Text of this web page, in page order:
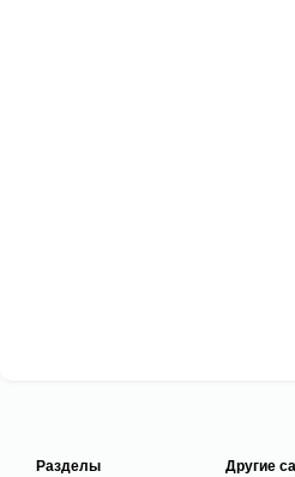
Разделы Другие